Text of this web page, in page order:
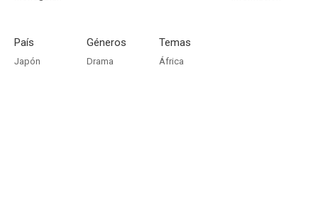
País
Japón
Géneros
Drama
Temas
África